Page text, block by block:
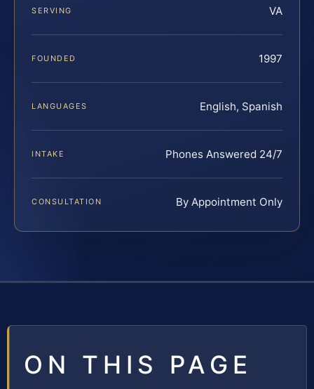
SERVING VA
FOUNDED 1997
LANGUAGES English, Spanish
INTAKE Phones Answered 24/7
CONSULTATION By Appointment Only
ON THIS PAGE